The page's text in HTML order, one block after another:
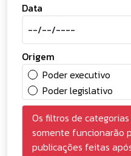
Data
Origem
Poder executivo
Poder legislativo
Os filtros de
somente funcionarão
publicações feitas